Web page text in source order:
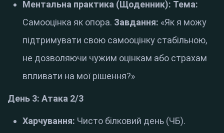
Ментальна практика (Щоденник): Тема:
Самооцінка як опора. Завдання: «Як я можу
підтримувати свою самооцінку стабільною,
не дозволяючи чужим оцінкам або страхам
впливати на мої рішення?»
День 3: Атака 2/3
Харчування: Чисто білковий день (ЧБ).